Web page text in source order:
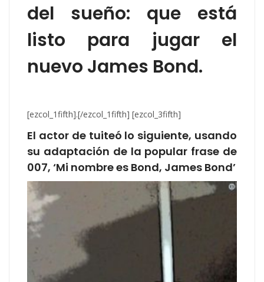
del sueño: que está
listo para jugar el
nuevo James Bond.
[ezcol_1fifth].[/ezcol_1fifth] [ezcol_3fifth]
El actor de tuiteó lo siguiente, usando
su adaptación de la popular frase de
007, ‘Mi nombre es Bond, James Bond’